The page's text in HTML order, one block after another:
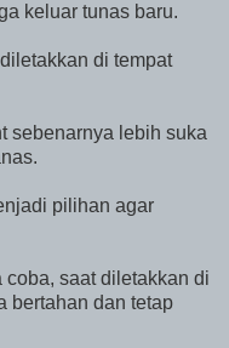
keluar tunas baru.
di tempat
sebenarnya lebih suka
pilihan agar
saat diletakkan di
bertahan dan tetap